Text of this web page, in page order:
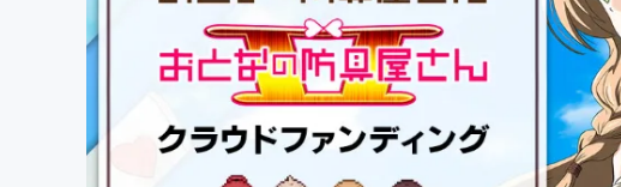
映像・映画 書籍・
ビジネス・起業 チャレ